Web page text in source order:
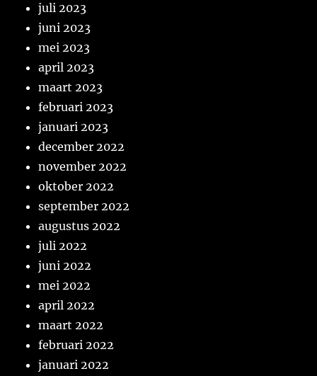
juli 2023
juni 2023
mei 2023
april 2023
maart 2023
februari 2023
januari 2023
december 2022
november 2022
oktober 2022
september 2022
augustus 2022
juli 2022
juni 2022
mei 2022
april 2022
maart 2022
februari 2022
januari 2022